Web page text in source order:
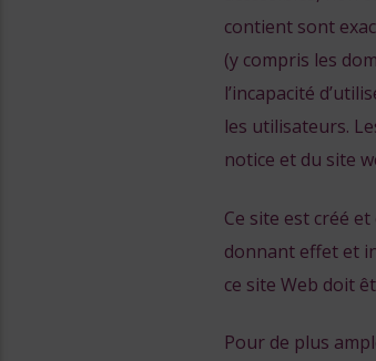
contient sont
(y compris les
l’incapacité
les utilisateurs.
notice et du site
Ce site est créé
donnant effet et
ce site Web doit
Pour de plus